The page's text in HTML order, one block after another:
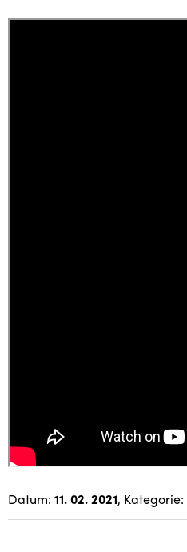
Datum: 11. 02. 2021, Kategorie: